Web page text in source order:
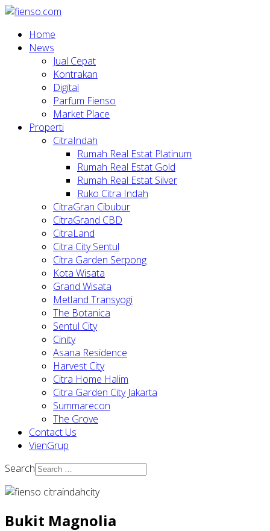
Home
News
Jual Cepat
Kontrakan
Digital
Parfum Fienso
Market Place
Properti
CitraIndah
Rumah Real Estat Platinum
Rumah Real Estat Gold
Rumah Real Estat Silver
Ruko Citra Indah
CitraGran Cibubur
CitraGrand CBD
CitraLand
Citra City Sentul
Citra Garden Serpong
Kota Wisata
Grand Wisata
Metland Transyogi
The Botanica
Sentul City
Cinity
Asana Residence
Harvest City
Citra Home Halim
Citra Garden City Jakarta
Summarecon
The Grove
Contact Us
VienGrup
Search
Bukit Magnolia